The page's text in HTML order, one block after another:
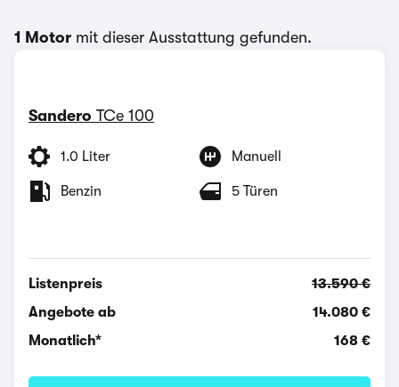
1 Motor mit dieser Ausstattung gefunden.
Sandero TCe 100
1.0 Liter Manuell
Benzin 5 Türen
Listenpreis
13.590 €
Angebote ab
14.080 €
Monatlich*
168 €